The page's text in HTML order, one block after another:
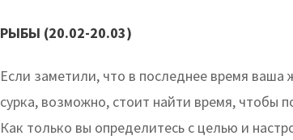
РЫБЫ (20.02-20.03)
Если заметили, что в последнее время
сурка, возможно, стоит найти время, чтобы
Как только вы определитесь с целью и